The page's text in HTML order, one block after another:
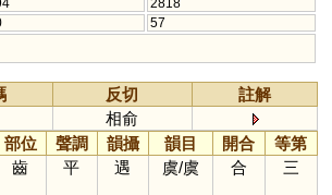
57
反切
註解
相俞
部位 聲調 韻攝 韻目 開合
等第
齒 平 遇 虞/虞 合 三